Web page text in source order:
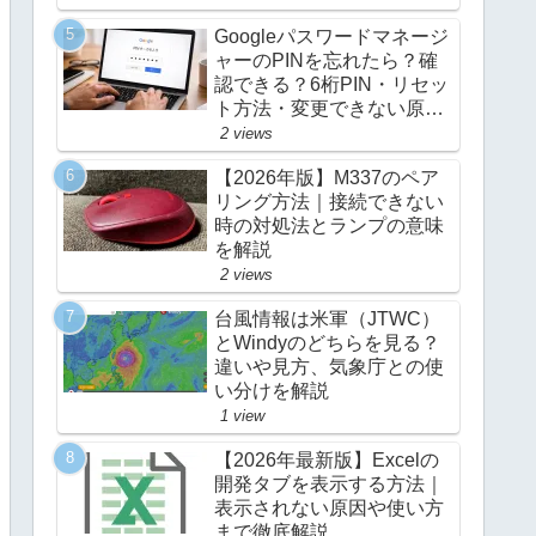
Googleパスワードマネージ
ャーのPINを忘れたら？確
認できる？6桁PIN・リセッ
ト方法・変更できない原因
を解説
2 views
【2026年版】M337のペア
リング方法｜接続できない
時の対処法とランプの意味
を解説
2 views
台風情報は米軍（JTWC）
とWindyのどちらを見る？
違いや見方、気象庁との使
い分けを解説
1 view
【2026年最新版】Excelの
開発タブを表示する方法｜
表示されない原因や使い方